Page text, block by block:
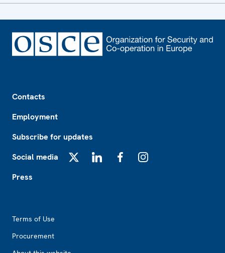
Contacts
Employment
Subscribe for updates
Social media
Press
Terms of Use
Procurement